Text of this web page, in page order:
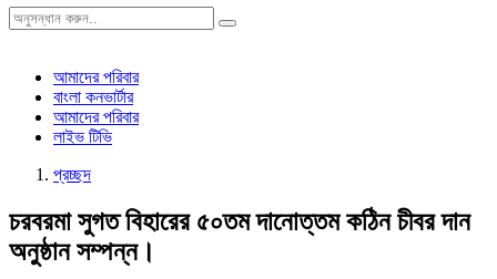
আমাদের পরিবার
বাংলা কনভার্টার
আমাদের পরিবার
লাইভ টিভি
প্রচ্ছদ
চরবরমা সুগত বিহারের ৫০তম দানোত্তম কঠিন চীবর দান
অনুষ্ঠান সম্পন্ন।